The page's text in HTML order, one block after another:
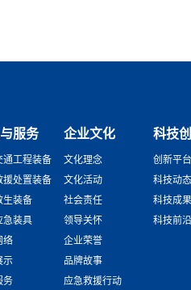
服务
通工程装备
援处置装备
生装备
急装具
络
示
务
企业文化
文化理念
文化活动
社会责任
领导关怀
企业荣誉
品牌故事
应急救援行动
科技
创新平台
科技动态
科技成果
科技前沿